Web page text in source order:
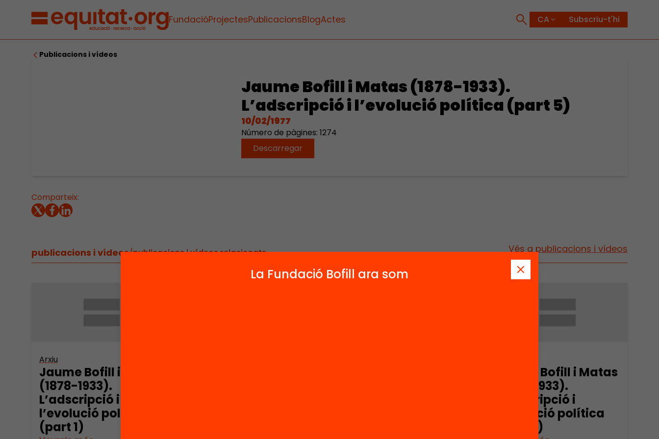
FundacióProjectesPublicacionsBlogActes Subscriu-t'hi
Publicacions i vídeos
Jaume Bofill i Matas (1878-1933).
L’adscripció i l’evolució política (part 5)
10/02/1977
Número de pàgines: 1274
Descarregar
Comparteix:
publicacions i vídeos/publicacions i vídeos relacionats Vés a publicacions i vídeos
Arxiu
Jaume Bofill i Matas
(1878-1933).
L’adscripció i
l’evolució política
(part 1)
Jaume Bofill i Matas
(1878-1933).
L’adscripció i
l’evolució política
(part 4)
La Fundació Bofill ara som